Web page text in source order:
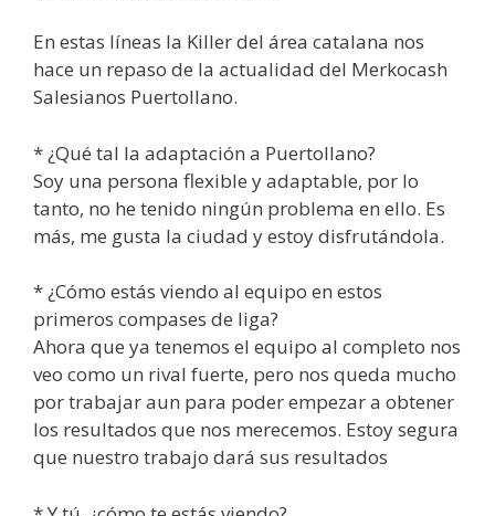
En estas líneas la Killer del área catalana nos
hace un repaso de la actualidad del Merkocash
Salesianos Puertollano.
* ¿Qué tal la adaptación a Puertollano?
Soy una persona flexible y adaptable, por lo
tanto, no he tenido ningún problema en ello. Es
más, me gusta la ciudad y estoy disfrutándola.
* ¿Cómo estás viendo al equipo en estos
primeros compases de liga?
Ahora que ya tenemos el equipo al completo nos
veo como un rival fuerte, pero nos queda mucho
por trabajar aun para poder empezar a obtener
los resultados que nos merecemos. Estoy segura
que nuestro trabajo dará sus resultados